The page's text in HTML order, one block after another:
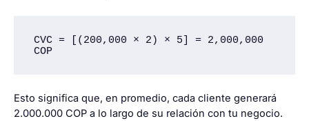
CVC = [(200,000 × 2) × 5] = 2,000,000
COP
Esto significa que, en promedio, cada cliente generará
2.000.000 COP a lo largo de su relación con tu negocio.